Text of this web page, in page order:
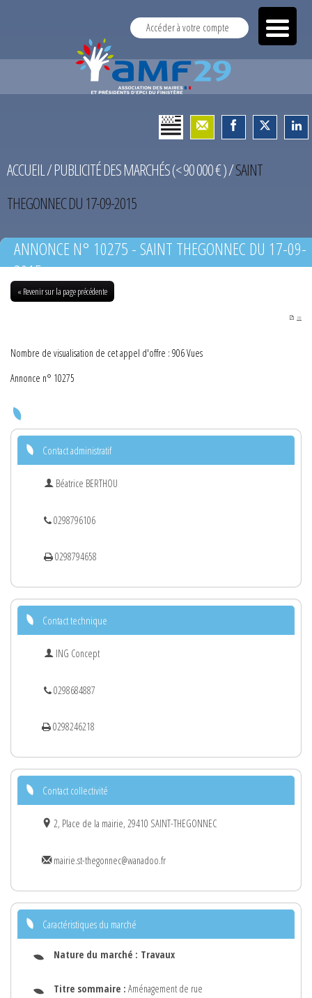
Accéder à votre compte
ACCUEIL/PUBLICITÉ DES MARCHÉS (< 90 000 € )/SAINT
THEGONNEC DU 17-09-2015
ANNONCE N° 10275 - SAINT THEGONNEC DU 17-09-
2015
« Revenir sur la page précédente
PDF
Nombre de visualisation de cet appel d'offre : 906 Vues
Annonce n° 10275
Contact administratif
Béatrice BERTHOU
0298796106
0298794658
Contact technique
ING Concept
0298684887
0298246218
Contact collectivité
2, Place de la mairie, 29410 SAINT-THEGONNEC
mairie.st-thegonnec@wanadoo.fr
Caractéristiques du marché
Nature du marché : Travaux
Titre sommaire : Aménagement de rue